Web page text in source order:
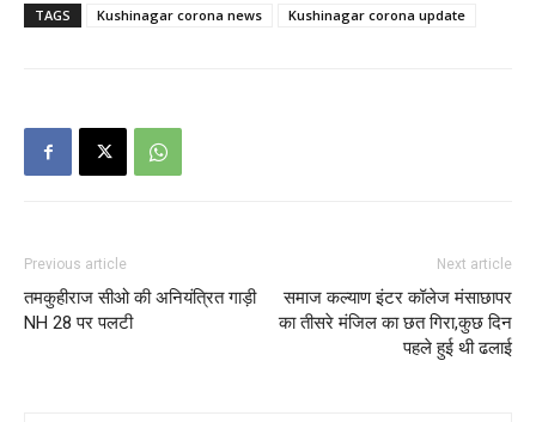
TAGS Kushinagar corona news Kushinagar corona update
Previous article
तमकुहीराज सीओ की अनियंत्रित गाड़ी
NH 28 पर पलटी
Next article
समाज कल्याण इंटर कॉलेज मंसाछापर
का तीसरे मंजिल का छत गिरा,कुछ दिन
पहले हुई थी ढलाई